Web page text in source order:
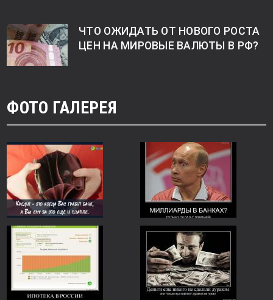
ЧТО ОЖИДАТЬ ОТ НОВОГО РОСТА
ЦЕН НА МИРОВЫЕ ВАЛЮТЫ В РФ?
ФОТО ГАЛЕРЕЯ